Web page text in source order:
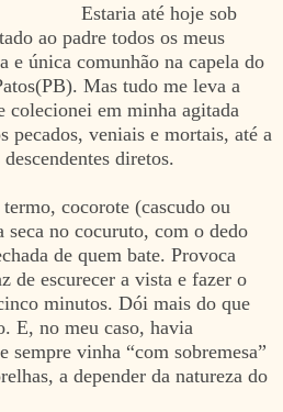
Estaria até hoje sob
ao padre todos os meus
e única comunhão na capela do
Mas tudo me leva a
colecionei em minha agitada
pecados, veniais e mortais, até a
diretos.
cocorote (cascudo ou
seca no cocuruto, com o dedo
de quem bate. Provoca
de escurecer a vista e fazer o
minutos. Dói mais do que
E, no meu caso, havia
sempre vinha “com sobremesa”
a depender da natureza do